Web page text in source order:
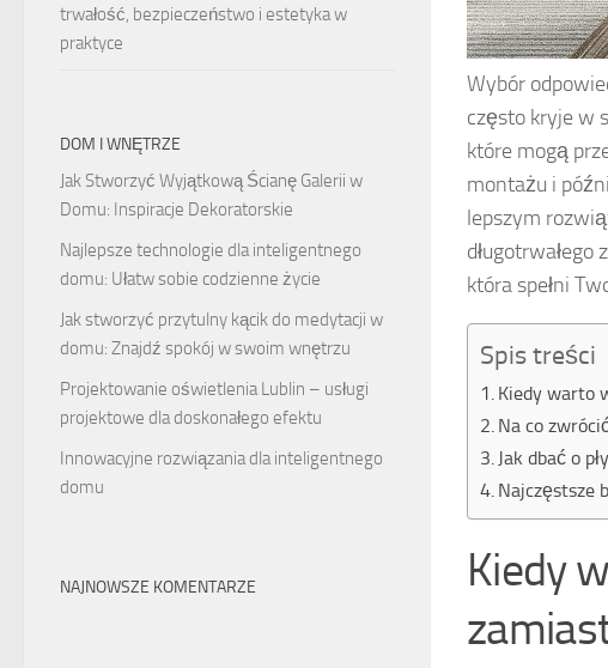
Wybór
często kryje w
które mogą
montażu i
lepszym
która spełni
Spis treści
Kiedy warto
Na co
Jak dbać o
Najczęstsze
Kiedy
trwałość, bezpieczeństwo i estetyka w
praktyce
DOM I WNĘTRZE
Jak Stworzyć Wyjątkową Ścianę Galerii w
Domu: Inspiracje Dekoratorskie
Najlepsze technologie dla inteligentnego
domu: Ułatw sobie codzienne życie
Jak stworzyć przytulny kącik do medytacji w
domu: Znajdź spokój w swoim wnętrzu
Projektowanie oświetlenia Lublin – usługi
projektowe dla doskonałego efektu
Innowacyjne rozwiązania dla inteligentnego
domu
NAJNOWSZE KOMENTARZE